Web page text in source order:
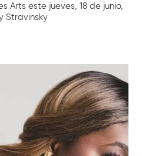
Arts este jueves, 18 de junio,
Stravinsky